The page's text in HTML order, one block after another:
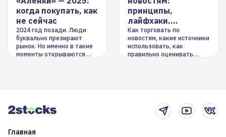
когда покупать, как
не сейчас
2024 год позади. Люди
буквально презирают
рынок. Но именно в такие
моменты открываются
принципы,
лайфхаки,
инструменты
Как торговать по
новостям, какие источники
использовать, как
правильно оценивать
Главная